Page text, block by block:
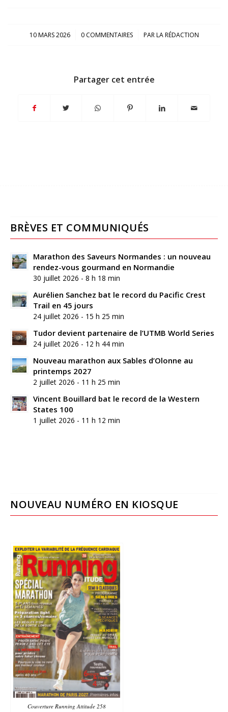
10 MARS 2026
/ 0 COMMENTAIRES
/ PARLA RÉDACTION
Partager cet entrée
BRÈVES ET COMMUNIQUÉS
Marathon des Saveurs Normandes : un nouveau
rendez-vous gourmand en Normandie
30 juillet 2026 - 8 h 18 min
Aurélien Sanchez bat le record du Pacific Crest
Trail en 45 jours
24 juillet 2026 - 15 h 25 min
Tudor devient partenaire de l’UTMB World Series
24 juillet 2026 - 12 h 44 min
Nouveau marathon aux Sables d’Olonne au
printemps 2027
2 juillet 2026 - 11 h 25 min
Vincent Bouillard bat le record de la Western
States 100
1 juillet 2026 - 11 h 12 min
NOUVEAU NUMÉRO EN KIOSQUE
Couverture Running Attitude 258